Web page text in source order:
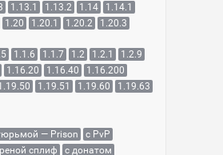
1.13.1 1.13.2 1.14
1.14.1
1.20 1.20.1 1.20.2
1.20.3
1.1.6 1.1.7 1.2 1.2.1
1.2.9
1.16.20 1.16.40
1.16.200
1.19.51 1.19.60
1.19.63
— Prison
с PvP
сплиф
с донатом